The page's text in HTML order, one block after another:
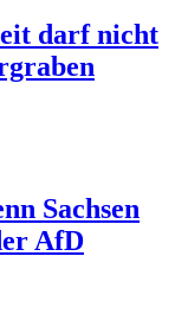
darf nicht
Sachsen
AfD